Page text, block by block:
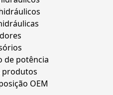
de potência
produtos
OEM